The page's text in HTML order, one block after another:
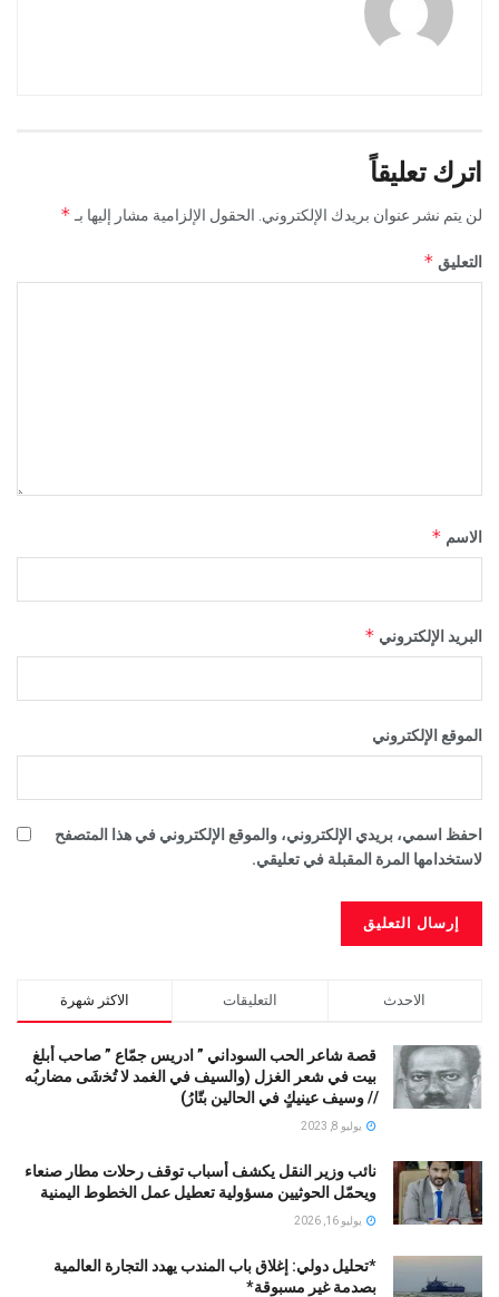
اترك تعليقاً
لن يتم نشر عنوان بريدك الإلكتروني. الحقول الإلزامية مشار إليها بـ *
التعليق *
الاسم *
البريد الإلكتروني *
الموقع الإلكتروني
احفظ اسمي، بريدي الإلكتروني، والموقع الإلكتروني في هذا المتصفح
لاستخدامها المرة المقبلة في تعليقي.
الاكثر شهرة التعليقات الاحدث
قصة شاعر الحب السوداني ” ادريس جمّاع ” صاحب أبلغ
بيت في شعر الغزل (وﺍﻟﺴﻴﻒ ﻓﻲ الغمد ﻻ ﺗُﺨشَى مضاربُه
// ﻭﺳﻴﻒ ﻋﻴﻨﻴﻚٍ ﻓﻲ ﺍﻟﺤﺎﻟﻴﻦ ﺑﺘّﺎﺭُ)
يوليو 8, 2023
نائب وزير النقل يكشف أسباب توقف رحلات مطار صنعاء
ويحمّل الحوثيين مسؤولية تعطيل عمل الخطوط اليمنية
يوليو 16, 2026
*تحليل دولي: إغلاق باب المندب يهدد التجارة العالمية
بصدمة غير مسبوقة*